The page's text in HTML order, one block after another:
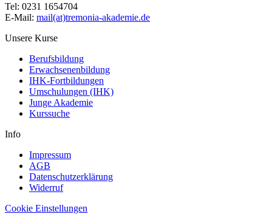
Tel: 0231 1654704
E-Mail: mail(at)tremonia-akademie.de
Unsere Kurse
Berufsbildung
Erwachsenenbildung
IHK-Fortbildungen
Umschulungen (IHK)
Junge Akademie
Kurssuche
Info
Impressum
AGB
Datenschutzerklärung
Widerruf
Cookie Einstellungen